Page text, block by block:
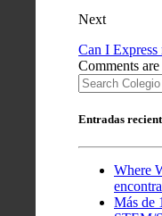
Next
Can I
Comments
Entradas
Where
Más de